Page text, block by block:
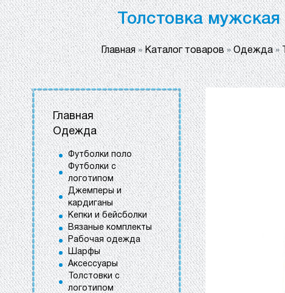
Толстовка
Главная»Каталог товаров»Одежда»
Главная
Одежда
Футболки поло
Футболки с
логотипом
Джемперы и
кардиганы
Кепки и бейсболки
Вязаные комплекты
Рабочая одежда
Шарфы
Аксессуары
Толстовки с
логотипом